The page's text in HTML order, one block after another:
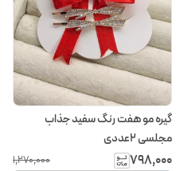
گیره مو هفت رنگ سفید جذاب
مجلسی 2عددی
۷۹۸٬۰۰۰ ۱٬۲۷۰٬۰۰۰